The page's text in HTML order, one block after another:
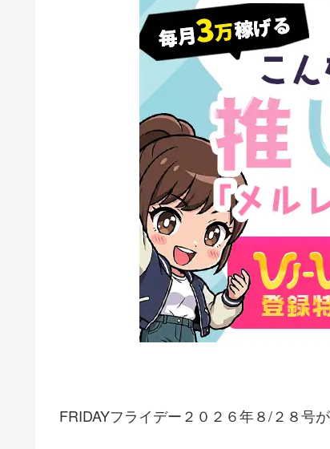
FRIDAYフライデー２０２６年８/２８号